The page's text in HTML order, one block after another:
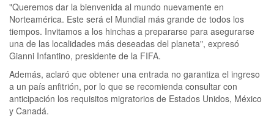
"Queremos dar la bienvenida al mundo nuevamente en
Norteamérica. Este será el Mundial más grande de todos los
tiempos. Invitamos a los hinchas a prepararse para asegurarse
una de las localidades más deseadas del planeta", expresó
Gianni Infantino, presidente de la FIFA.
Además, aclaró que obtener una entrada no garantiza el ingreso
a un país anfitrión, por lo que se recomienda consultar con
anticipación los requisitos migratorios de Estados Unidos, México
y Canadá.